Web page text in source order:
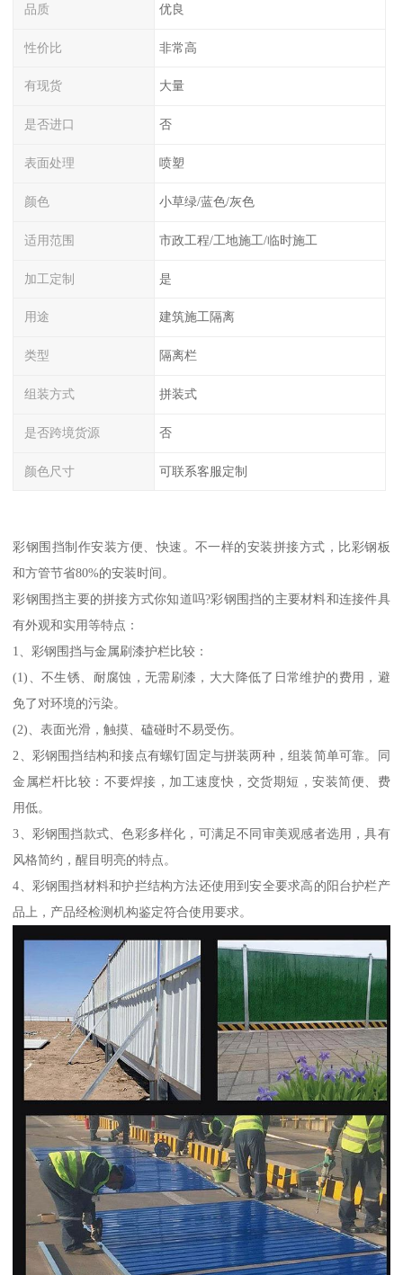
品质 优良
性价比 非常高
有现货 大量
是否进口 否
表面处理 喷塑
颜色 小草绿/蓝色/灰色
适用范围 市政工程/工地施工/临时施工
加工定制 是
用途 建筑施工隔离
类型 隔离栏
组装方式 拼装式
是否跨境货源 否
颜色尺寸 可联系客服定制
彩钢围挡制作安装方便、快速。不一样的安装拼接方式，比彩钢板
和方管节省80%的安装时间。
彩钢围挡主要的拼接方式你知道吗?彩钢围挡的主要材料和连接件具
有外观和实用等特点：
1、彩钢围挡与金属刷漆护栏比较：
(1)、不生锈、耐腐蚀，无需刷漆，大大降低了日常维护的费用，避
免了对环境的污染。
(2)、表面光滑，触摸、磕碰时不易受伤。
2、彩钢围挡结构和接点有螺钉固定与拼装两种，组装简单可靠。同
金属栏杆比较：不要焊接，加工速度快，交货期短，安装简便、费
用低。
3、彩钢围挡款式、色彩多样化，可满足不同审美观感者选用，具有
风格简约，醒目明亮的特点。
4、彩钢围挡材料和护拦结构方法还使用到安全要求高的阳台护栏产
品上，产品经检测机构鉴定符合使用要求。